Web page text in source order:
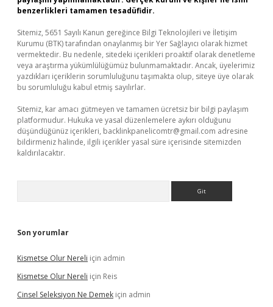
benzerlikleri tamamen tesadüfidir.
Sitemiz, 5651 Sayılı Kanun gereğince Bilgi Teknolojileri ve İletişim
Kurumu (BTK) tarafından onaylanmış bir Yer Sağlayıcı olarak hizmet
vermektedir. Bu nedenle, sitedeki içerikleri proaktif olarak denetleme
veya araştırma yükümlülüğümüz bulunmamaktadır. Ancak, üyelerimiz
yazdıkları içeriklerin sorumluluğunu taşımakta olup, siteye üye olarak
bu sorumluluğu kabul etmiş sayılırlar.
Sitemiz, kar amacı gütmeyen ve tamamen ücretsiz bir bilgi paylaşım
platformudur. Hukuka ve yasal düzenlemelere aykırı olduğunu
düşündüğünüz içerikleri, backlinkpanelicomtr@gmail.com adresine
bildirmeniz halinde, ilgili içerikler yasal süre içerisinde sitemizden
kaldırılacaktır.
Son yorumlar
Kismetse Olur Nereli için admin
Kismetse Olur Nereli için Reis
Cinsel Seleksiyon Ne Demek için admin